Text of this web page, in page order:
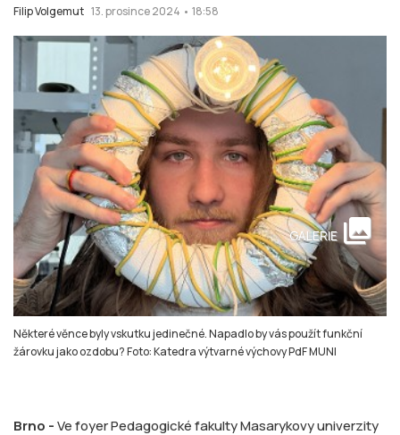
Filip Volgemut 13. prosince 2024 • 18:58
Některé věnce byly vskutku jedinečné. Napadlo by vás použít funkční
žárovku jako ozdobu? Foto: Katedra výtvarné výchovy PdF MUNI
GALERIE collections
Brno -Ve foyer Pedagogické fakulty Masarykovy univerzity